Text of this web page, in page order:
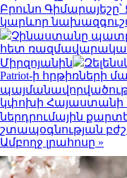
Բրունո Գիմարայեշը՝
կարևոր
Չինաստանը
հետ ռազմավարական
Միրզոյանին
Patriot-ի
կփոխի Հայաստանի
ներդրումային
շտապօգնության
Ամբողջ լրահոսը »